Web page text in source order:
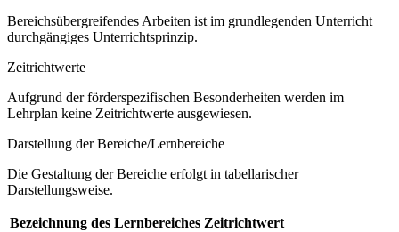
Bereichsübergreifendes Arbeiten ist im grundlegenden Unterricht
durchgängiges Unterrichtsprinzip.
Zeitrichtwerte
Aufgrund der förderspezifischen Besonderheiten werden im
Lehrplan keine Zeitrichtwerte ausgewiesen.
Darstellung der Bereiche/Lernbereiche
Die Gestaltung der Bereiche erfolgt in tabellarischer
Darstellungsweise.
Bezeichnung des Lernbereiches Zeitrichtwert